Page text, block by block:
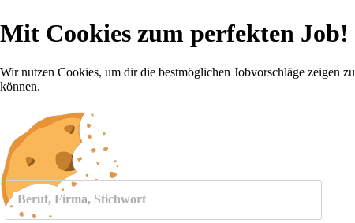
Lebenslauf
Karriere-Tipps
Anmelden
Beruf, Firma, Stichwort
Mit Cookies zum perfekten Job!
Wir nutzen Cookies, um dir die bestmöglichen Jobvorschläge zeigen zu
können.